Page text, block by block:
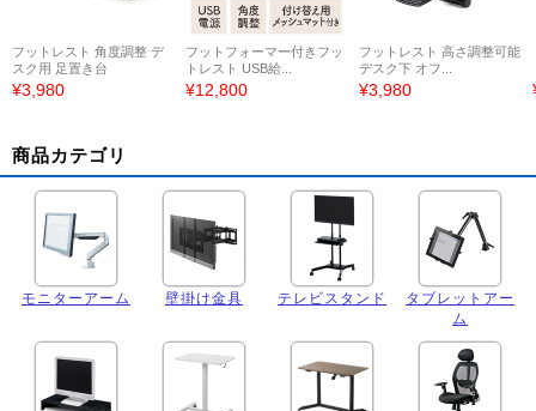
フットレスト 角度調整 デ
スク用 足置き台
¥3,980
フットフォーマー付きフッ
トレスト USB給...
¥12,800
フットレスト 高さ調整可能
デスク下 オフ...
¥3,980
商品カテゴリ
モニターアーム 壁掛け金具 テレビスタンド
タブレットアー
ム